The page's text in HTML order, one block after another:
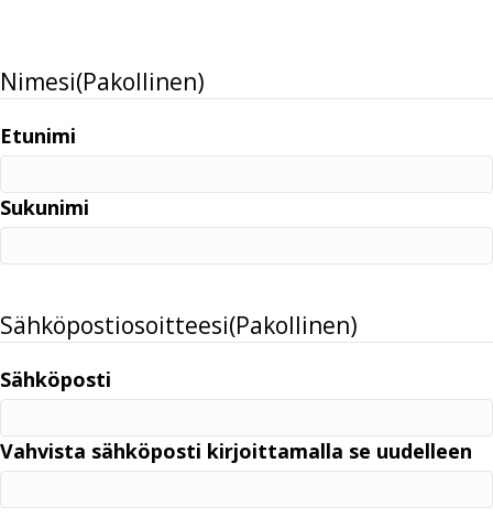
Nimesi(Pakollinen)
Etunimi
Sukunimi
Sähköpostiosoitteesi(Pakollinen)
Sähköposti
Vahvista sähköposti kirjoittamalla se uudelleen